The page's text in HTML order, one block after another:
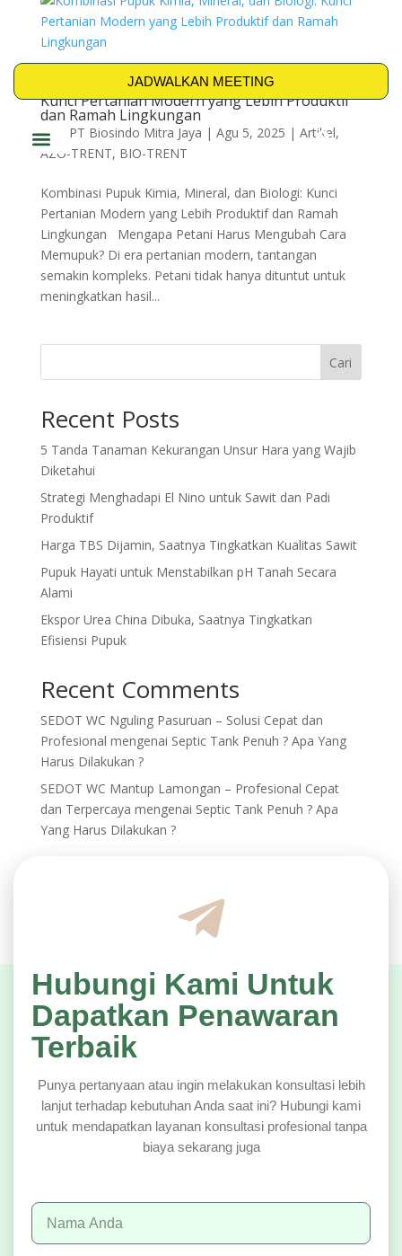
JADWALKAN MEETING
Kombinasi Pupuk Kimia, Mineral, dan Biologi:
Kunci Pertanian Modern yang Lebih Produktif
dan Ramah Lingkungan
oleh PT Biosindo Mitra Jaya | Agu 5, 2025 | Artikel,
AZO-TRENT, BIO-TRENT
Kombinasi Pupuk Kimia, Mineral, dan Biologi: Kunci
Pertanian Modern yang Lebih Produktif dan Ramah
Lingkungan Mengapa Petani Harus Mengubah Cara
Memupuk? Di era pertanian modern, tantangan
semakin kompleks. Petani tidak hanya dituntut untuk
meningkatkan hasil...
Cari
Recent Posts
5 Tanda Tanaman Kekurangan Unsur Hara yang Wajib
Diketahui
Strategi Menghadapi El Nino untuk Sawit dan Padi
Produktif
Harga TBS Dijamin, Saatnya Tingkatkan Kualitas Sawit
Pupuk Hayati untuk Menstabilkan pH Tanah Secara
Alami
Ekspor Urea China Dibuka, Saatnya Tingkatkan
Efisiensi Pupuk
Recent Comments
SEDOT WC Nguling Pasuruan – Solusi Cepat dan
Profesional mengenai Septic Tank Penuh ? Apa Yang
Harus Dilakukan ?
SEDOT WC Mantup Lamongan – Profesional Cepat
dan Terpercaya mengenai Septic Tank Penuh ? Apa
Yang Harus Dilakukan ?
Hubungi Kami Untuk
Dapatkan Penawaran
Terbaik
Punya pertanyaan atau ingin melakukan konsultasi lebih
lanjut terhadap kebutuhan Anda saat ini? Hubungi kami
untuk mendapatkan layanan konsultasi profesional tanpa
biaya sekarang juga